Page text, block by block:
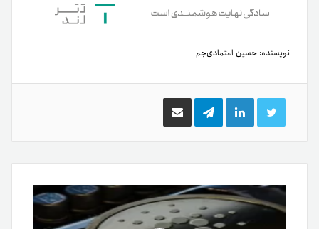
نویسنده: حسین اعتمادی‌جم
توییتر لینکدینتلگرام اشتراک
گذاری
ایمیل